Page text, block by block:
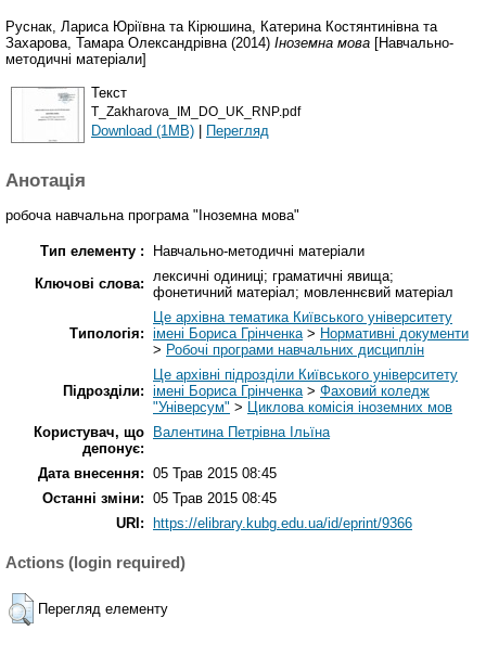
Руснак, Лариса Юріївна та Кірюшина, Катерина Костянтинівна та
Захарова, Тамара Олександрівна (2014) Іноземна мова [Навчально-
методичні матеріали]
Текст
T_Zakharova_IM_DO_UK_RNP.pdf
Download (1MB) | Перегляд
Анотація
робоча навчальна програма "Іноземна мова"
Тип елементу :
Навчально-методичні матеріали
Ключові слова: лексичні одиниці; граматичні явища;
фонетичний матеріал; мовленнєвий матеріал
Типологія:
Це архівна тематика Київського університету
імені Бориса Грінченка> Нормативні документи
> Робочі програми навчальних дисциплін
Підрозділи:
Це архівні підрозділи Київського університету
імені Бориса Грінченка> Фаховий коледж
"Універсум" > Циклова комісія іноземних мов
Користувач, що
депонує:
Валентина Петрівна Ільїна
Дата внесення: 05 Трав 2015 08:45
Останні зміни: 05 Трав 2015 08:45
URI:
https://elibrary.kubg.edu.ua/id/eprint/9366
Actions (login required)
Перегляд елементу